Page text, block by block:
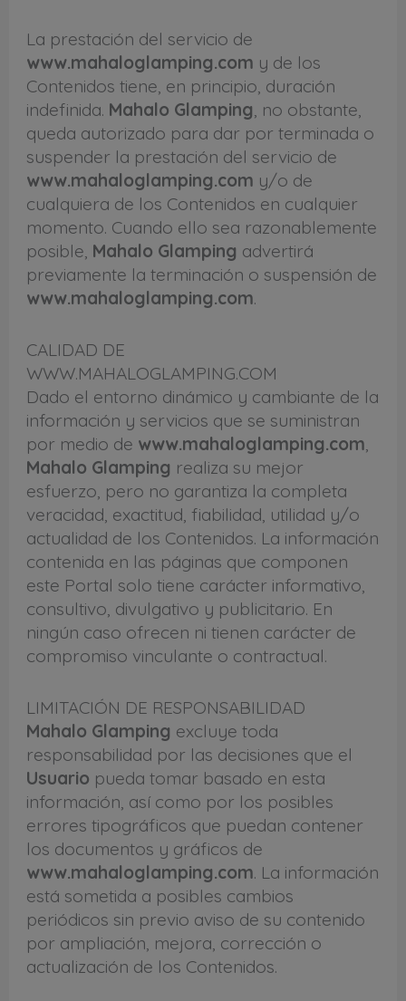
La prestación del servicio de
www.mahaloglamping.com y de los
Contenidos tiene, en principio, duración
indefinida. Mahalo Glamping, no obstante,
queda autorizado para dar por terminada o
suspender la prestación del servicio de
www.mahaloglamping.com y/o de
cualquiera de los Contenidos en cualquier
momento. Cuando ello sea razonablemente
posible, Mahalo Glamping advertirá
previamente la terminación o suspensión de
www.mahaloglamping.com.
CALIDAD DE
WWW.MAHALOGLAMPING.COM
Dado el entorno dinámico y cambiante de la
información y servicios que se suministran
por medio de www.mahaloglamping.com,
Mahalo Glamping realiza su mejor
esfuerzo, pero no garantiza la completa
veracidad, exactitud, fiabilidad, utilidad y/o
actualidad de los Contenidos. La información
contenida en las páginas que componen
este Portal solo tiene carácter informativo,
consultivo, divulgativo y publicitario. En
ningún caso ofrecen ni tienen carácter de
compromiso vinculante o contractual.
LIMITACIÓN DE RESPONSABILIDAD
Mahalo Glamping excluye toda
responsabilidad por las decisiones que el
Usuario pueda tomar basado en esta
información, así como por los posibles
errores tipográficos que puedan contener
los documentos y gráficos de
www.mahaloglamping.com. La información
está sometida a posibles cambios
periódicos sin previo aviso de su contenido
por ampliación, mejora, corrección o
actualización de los Contenidos.